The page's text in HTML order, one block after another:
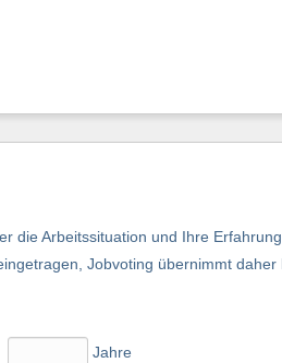
die Arbeitssituation und Ihre
Jobvoting übernimmt
Jahre